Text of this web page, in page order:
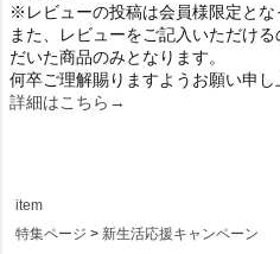
※レビューの投稿は会員様限定とな
また、レビューをご記入いただけ
だいた商品のみとなります。
何卒ご理解賜りますようお願い申し
詳細はこちら→
item
特集ページ
新生活応援キャンペーン